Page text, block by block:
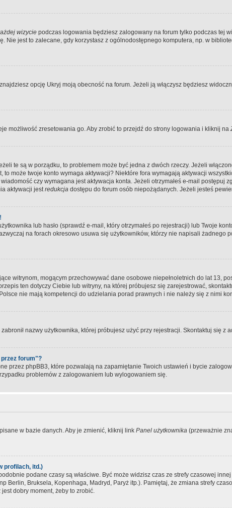
wizycie podczas logowania będziesz zalogowany na forum tylko podczas tej
Nie jest to zalecane, gdy korzystasz z ogólnodostępnego komputera, np. w
opcję Ukryj moją obecność na forum. Jeżeli ją włączysz będziesz
możliwość zresetowania go. Aby zrobić to przejdź do strony logowania i kliknij na
te są w porządku, to problemem może być jedna z dwóch rzeczy. Jeżeli
może twoje konto wymaga aktywacji? Niektóre fora wymagają aktywacji
czy wymagana jest aktywacja konta. Jeżeli otrzymałeś e-mail postępuj
aktywacji jestredukcja dostępu do forum osób niepożądanych. Jeżeli jesteś
lub hasło (sprawdź e-mail, który otrzymałeś po rejestracji) lub Twoje
na forach okresowo usuwa się użytkowników, którzy nie napisali
witrynom, mogącym przechowywać dane osobowe niepełnoletnich do lat 13,
ten dotyczy Ciebie lub witryny, na której próbujesz się zarejestrować,
nie mają kompetencji do udzielania porad prawnych i nie należy się z nimi
nazwy użytkownika, której próbujesz użyć przy rejestracji. Skontaktuj się z
forum"?
przez phpBB3, które pozwalają na zapamiętanie Twoich ustawień i bycie
problemów z zalogowaniem lub wylogowaniem się.
w bazie danych. Aby je zmienić, kliknij link Panel użytkownika (przeważnie
profilach, itd.)
podane czasy są właściwe. Być może widzisz czas ze strefy czasowej
Berlin, Bruksela, Kopenhaga, Madryd, Paryż itp.). Pamiętaj, że zmiana strefy
dobry moment, żeby to zrobić.